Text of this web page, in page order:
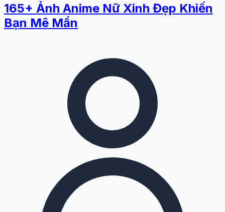
165+ Ảnh Anime Nữ Xinh Đẹp Khiến
Bạn Mê Mẩn